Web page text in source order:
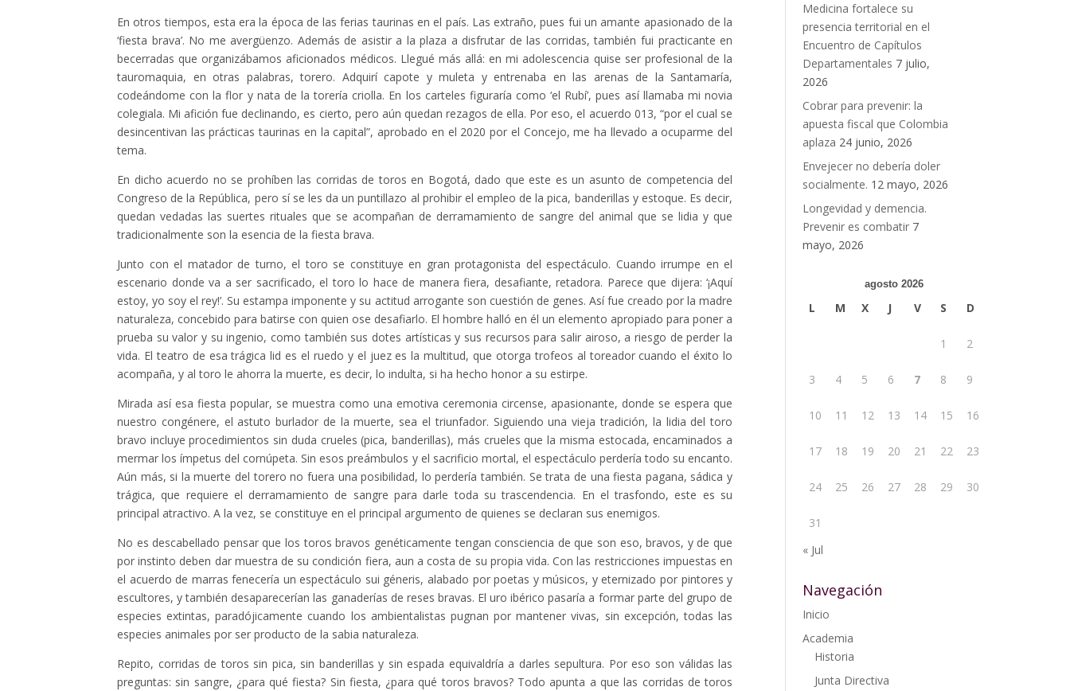
En otros tiempos, esta era la época de las ferias taurinas en el país. Las extraño, pues fui un amante apasionado de la
‘fiesta brava’. No me avergüenzo. Además de asistir a la plaza a disfrutar de las corridas, también fui practicante en
becerradas que organizábamos aficionados médicos. Llegué más allá: en mi adolescencia quise ser profesional de la
tauromaquia, en otras palabras, torero. Adquirí capote y muleta y entrenaba en las arenas de la Santamaría,
codeándome con la flor y nata de la torería criolla. En los carteles figuraría como ‘el Rubí’, pues así llamaba mi novia
colegiala. Mi afición fue declinando, es cierto, pero aún quedan rezagos de ella. Por eso, el acuerdo 013, “por el cual se
desincentivan las prácticas taurinas en la capital”, aprobado en el 2020 por el Concejo, me ha llevado a ocuparme del
tema.
En dicho acuerdo no se prohíben las corridas de toros en Bogotá, dado que este es un asunto de competencia del
Congreso de la República, pero sí se les da un puntillazo al prohibir el empleo de la pica, banderillas y estoque. Es decir,
quedan vedadas las suertes rituales que se acompañan de derramamiento de sangre del animal que se lidia y que
tradicionalmente son la esencia de la fiesta brava.
Junto con el matador de turno, el toro se constituye en gran protagonista del espectáculo. Cuando irrumpe en el
escenario donde va a ser sacrificado, el toro lo hace de manera fiera, desafiante, retadora. Parece que dijera: ‘¡Aquí
estoy, yo soy el rey!’. Su estampa imponente y su actitud arrogante son cuestión de genes. Así fue creado por la madre
naturaleza, concebido para batirse con quien ose desafiarlo. El hombre halló en él un elemento apropiado para poner a
prueba su valor y su ingenio, como también sus dotes artísticas y sus recursos para salir airoso, a riesgo de perder la
vida. El teatro de esa trágica lid es el ruedo y el juez es la multitud, que otorga trofeos al toreador cuando el éxito lo
acompaña, y al toro le ahorra la muerte, es decir, lo indulta, si ha hecho honor a su estirpe.
Mirada así esa fiesta popular, se muestra como una emotiva ceremonia circense, apasionante, donde se espera que
nuestro congénere, el astuto burlador de la muerte, sea el triunfador. Siguiendo una vieja tradición, la lidia del toro
bravo incluye procedimientos sin duda crueles (pica, banderillas), más crueles que la misma estocada, encaminados a
mermar los ímpetus del cornúpeta. Sin esos preámbulos y el sacrificio mortal, el espectáculo perdería todo su encanto.
Aún más, si la muerte del torero no fuera una posibilidad, lo perdería también. Se trata de una fiesta pagana, sádica y
trágica, que requiere el derramamiento de sangre para darle toda su trascendencia. En el trasfondo, este es su
principal atractivo. A la vez, se constituye en el principal argumento de quienes se declaran sus enemigos.
No es descabellado pensar que los toros bravos genéticamente tengan consciencia de que son eso, bravos, y de que
por instinto deben dar muestra de su condición fiera, aun a costa de su propia vida. Con las restricciones impuestas en
el acuerdo de marras fenecería un espectáculo sui géneris, alabado por poetas y músicos, y eternizado por pintores y
escultores, y también desaparecerían las ganaderías de reses bravas. El uro ibérico pasaría a formar parte del grupo de
especies extintas, paradójicamente cuando los ambientalistas pugnan por mantener vivas, sin excepción, todas las
especies animales por ser producto de la sabia naturaleza.
Repito, corridas de toros sin pica, sin banderillas y sin espada equivaldría a darles sepultura. Por eso son válidas las
preguntas: sin sangre, ¿para qué fiesta? Sin fiesta, ¿para qué toros bravos? Todo apunta a que las corridas de toros
Medicina fortalece su
presencia territorial en el
Encuentro de Capítulos
Departamentales 7 julio,
2026
Cobrar para prevenir: la
apuesta fiscal que Colombia
aplaza 24 junio, 2026
Envejecer no debería doler
socialmente. 12 mayo, 2026
Longevidad y demencia.
Prevenir es combatir 7
mayo, 2026
agosto 2026
L M X J V S D
1 2
3 4 5 6 7 8 9
10 11 12 13 14 15 16
17 18 19 20 21 22 23
24 25 26 27 28 29 30
31
« Jul
Navegación
Inicio
Academia
Historia
Junta Directiva